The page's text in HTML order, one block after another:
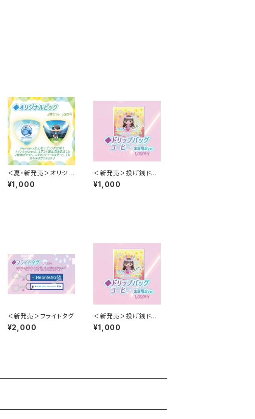
＜夏・新発売＞オリジナ
ルピック～2種セット～
¥1,000
＜新発売＞投げ銭ドリ
ップバックコーヒー～セ
イカ誕生日限定ver.～
¥1,000
＜新発売＞フライトタグ
¥2,000
＜新発売＞投げ銭ドリ
ップバックコーヒー～セ
イカ誕生日限定ver.～
¥1,000